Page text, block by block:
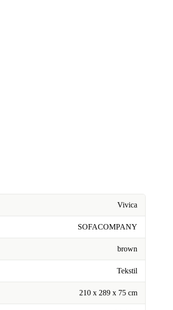
Vivica
SOFACOMPANY
brown
Tekstil
210 x 289 x 75 cm